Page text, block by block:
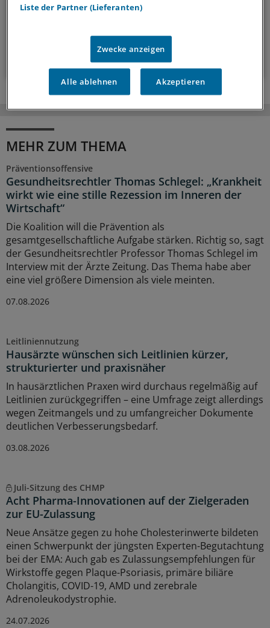
Zum Abonnieren bitte anmelden
MEHR ZUM THEMA
Präventionsoffensive
Gesundheitsrechtler Thomas Schlegel: „Krankheit
wirkt wie eine stille Rezession im Inneren der
Wirtschaft“
Die Koalition will die Prävention als
gesamtgesellschaftliche Aufgabe stärken. Richtig so, sagt
der Gesundheitsrechtler Professor Thomas Schlegel im
Interview mit der Ärzte Zeitung. Das Thema habe aber
eine viel größere Dimension als viele meinten.
07.08.2026
Leitliniennutzung
Hausärzte wünschen sich Leitlinien kürzer,
strukturierter und praxisnäher
In hausärztlichen Praxen wird durchaus regelmäßig auf
Leitlinien zurückgegriffen – eine Umfrage zeigt allerdings
wegen Zeitmangels und zu umfangreicher Dokumente
deutlichen Verbesserungsbedarf.
03.08.2026
Juli-Sitzung des CHMP
Acht Pharma-Innovationen auf der Zielgeraden
zur EU-Zulassung
Neue Ansätze gegen zu hohe Cholesterinwerte bildeten
einen Schwerpunkt der jüngsten Experten-Begutachtung
bei der EMA: Auch gab es Zulassungsempfehlungen für
Wirkstoffe gegen Plaque-Psoriasis, primäre biliäre
Cholangitis, COVID-19, AMD und zerebrale
Adrenoleukodystrophie.
24.07.2026
Liste der Partner (Lieferanten)
Zwecke anzeigen
Alle ablehnen Akzeptieren